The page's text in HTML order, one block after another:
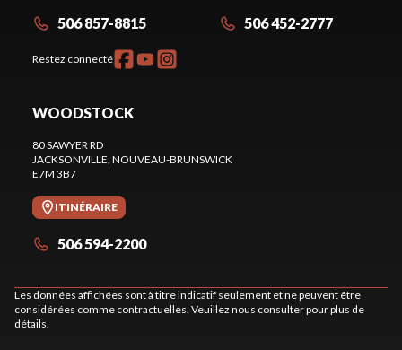
506 857-8815
Restez connecté
506 452-2777
WOODSTOCK
80 SAWYER RD
JACKSONVILLE, NOUVEAU-BRUNSWICK
E7M 3B7
ITINÉRAIRE
506 594-2200
Les données affichées sont à titre indicatif seulement et ne peuvent être
considérées comme contractuelles. Veuillez nous consulter pour plus de
détails.